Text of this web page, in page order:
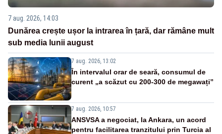
7 aug. 2026, 14:03
Dunărea crește ușor la intrarea în țară, dar rămâne mult
sub media lunii august
7 aug. 2026, 13:02
În intervalul orar de seară, consumul de
curent „a scăzut cu 200-300 de megawați”
7 aug. 2026, 10:57
ANSVSA a negociat, la Ankara, un acord
pentru facilitarea tranzitului prin Turcia al